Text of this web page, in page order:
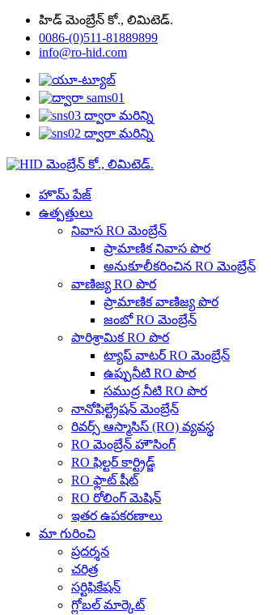
హిడ్ మెంబ్రేన్ కో., లిమిటెడ్.
0086-(0)511-81889899
info@ro-hid.com
హొమ్ పేజ్
ఉత్పత్తులు
నివాస RO మెంబ్రేన్
ప్రామాణిక నివాస పొర
అనుకూలీకరించిన RO మెంబ్రేన్
వాణిజ్య RO పొర
ప్రామాణిక వాణిజ్య పొర
జంబో RO మెంబ్రేన్
పారిశ్రామిక RO పొర
ట్యాప్ వాటర్ RO మెంబ్రేన్
ఉప్పునీటి RO పొర
సముద్ర నీటి RO పొర
నానోఫిల్ట్రేషన్ మెంబ్రేన్
రివర్స్ ఆస్మాసిస్ (RO) వ్యవస్థ
RO మెంబ్రేన్ హౌసింగ్
RO ఫిల్టర్ కార్ట్రిడ్జ్
RO ఫ్లాట్ షీట్
RO రోలింగ్ మెషిన్
ఇతర ఉపకరణాలు
మా గురించి
ప్రదర్శన
చరిత్ర
సర్టిఫికేషన్
గ్లోబల్ మార్కెట్